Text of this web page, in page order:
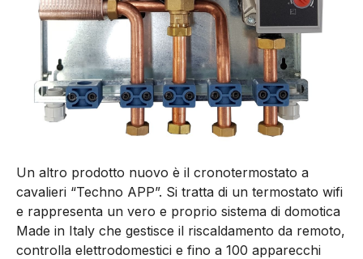
Un altro prodotto nuovo è il cronotermostato a
cavalieri “Techno APP”. Si tratta di un termostato wifi
e rappresenta un vero e proprio sistema di domotica
Made in Italy che gestisce il riscaldamento da remoto,
controlla elettrodomestici e fino a 100 apparecchi